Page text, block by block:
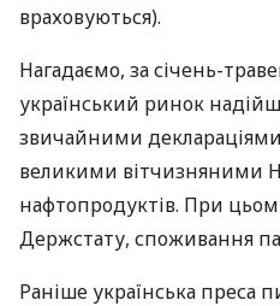
враховуються).
Нагадаємо, за січень-
український ринок
звичайними
великими вітчизняними
нафтопродуктів. При
Держстату, споживання
Раніше українська преса